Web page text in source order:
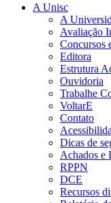
A Unisc
A
Avaliação
Concursos
Editora
Estrutura
Ouvidoria
Trabalhe
VoltarE
Contato
Dicas de
Achados e
RPPN
DCE
Recursos